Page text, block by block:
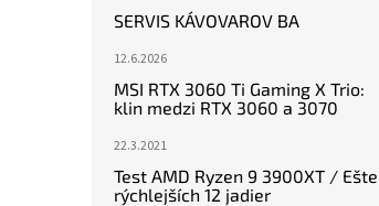
SERVIS KÁVOVAROV BA
12.6.2026
MSI RTX 3060 Ti Gaming X Trio:
klin medzi RTX 3060 a 3070
22.3.2021
Test AMD Ryzen 9 3900XT / Ešte
rýchlejších 12 jadier